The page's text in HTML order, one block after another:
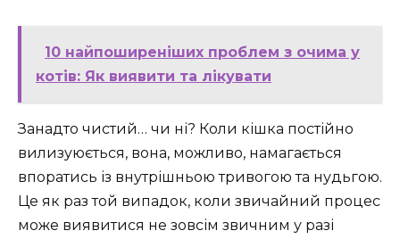
10 найпоширеніших проблем з очима у
котів: Як виявити та лікувати
Занадто чистий… чи ні? Коли кішка постійно
вилизуюється, вона, можливо, намагається
впоратись із внутрішньою тривогою та нудьгою.
Це як раз той випадок, коли звичайний процес
може виявитися не зовсім звичним у разі